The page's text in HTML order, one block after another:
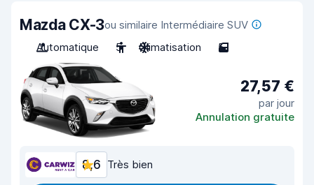
Mazda CX-3ou similaire Intermédiaire SUV
Automatique
5 Climatisation 5
27,57 €
par jour
Annulation gratuite
8,6 Très bien